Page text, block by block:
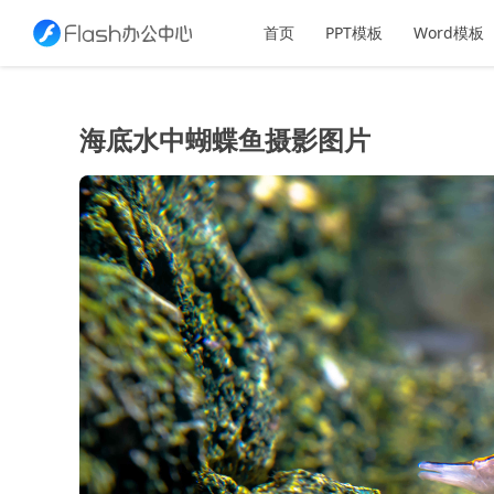
首页 PPT模板 Word模板
海底水中蝴蝶鱼摄影图片